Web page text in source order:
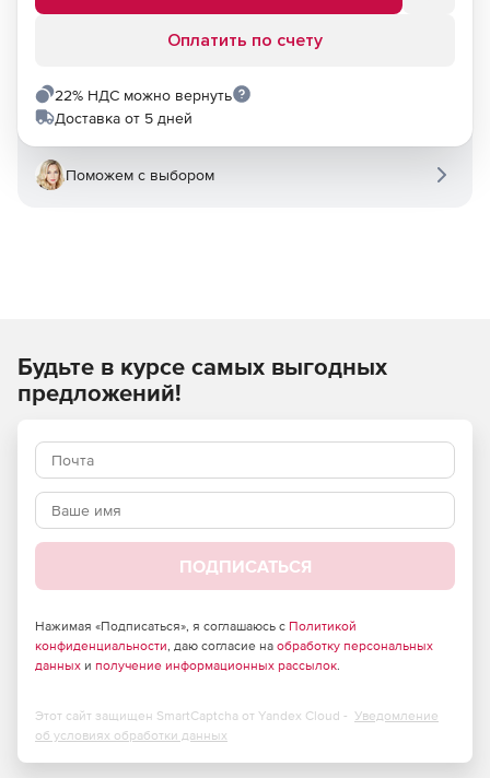
Оплатить по счету
22% НДС можно вернуть
Доставка от 5 дней
Поможем с выбором
Будьте в курсе самых выгодных
предложений!
ПОДПИСАТЬСЯ
Нажимая «Подписаться», я соглашаюсь с Политикой
конфиденциальности, даю согласие на обработку персональных
данных и получение информационных рассылок.
Этот сайт защищен SmartCaptcha от Yandex Cloud - Уведомление
об условиях обработки данных